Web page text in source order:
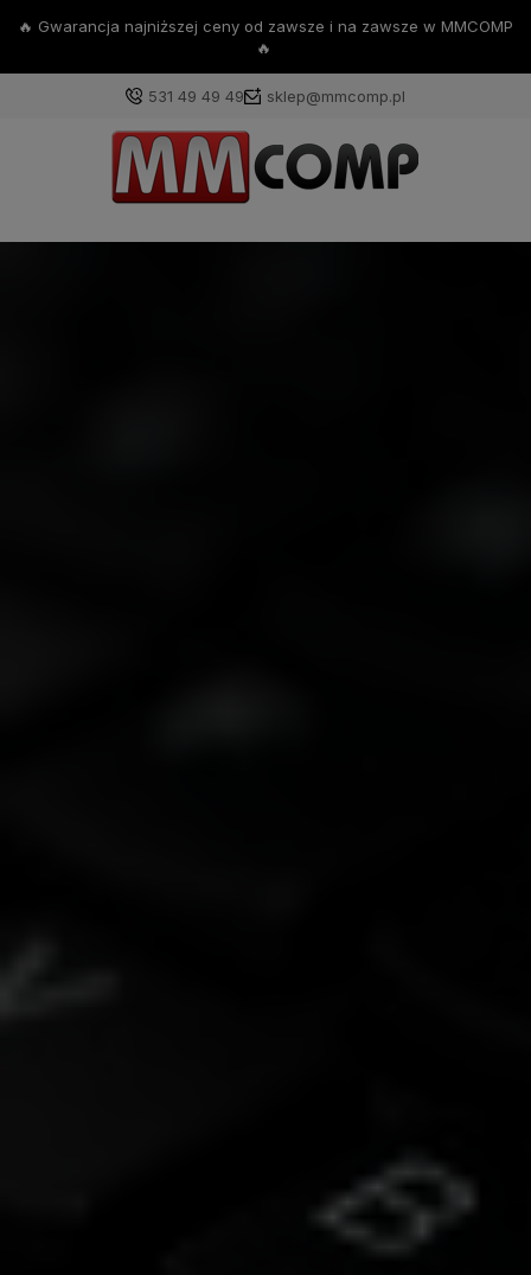
🔥 Gwarancja najniższej ceny od zawsze i na zawsze w MMCOMP
🔥
531 49 49 49 sklep@mmcomp.pl